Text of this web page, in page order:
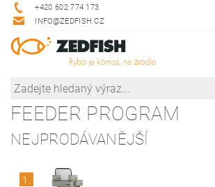
+420 602 774 173
INFO@ZEDFISH.CZ
FEEDER PROGRAM
NEJPRODÁVANĚJŠÍ
1.